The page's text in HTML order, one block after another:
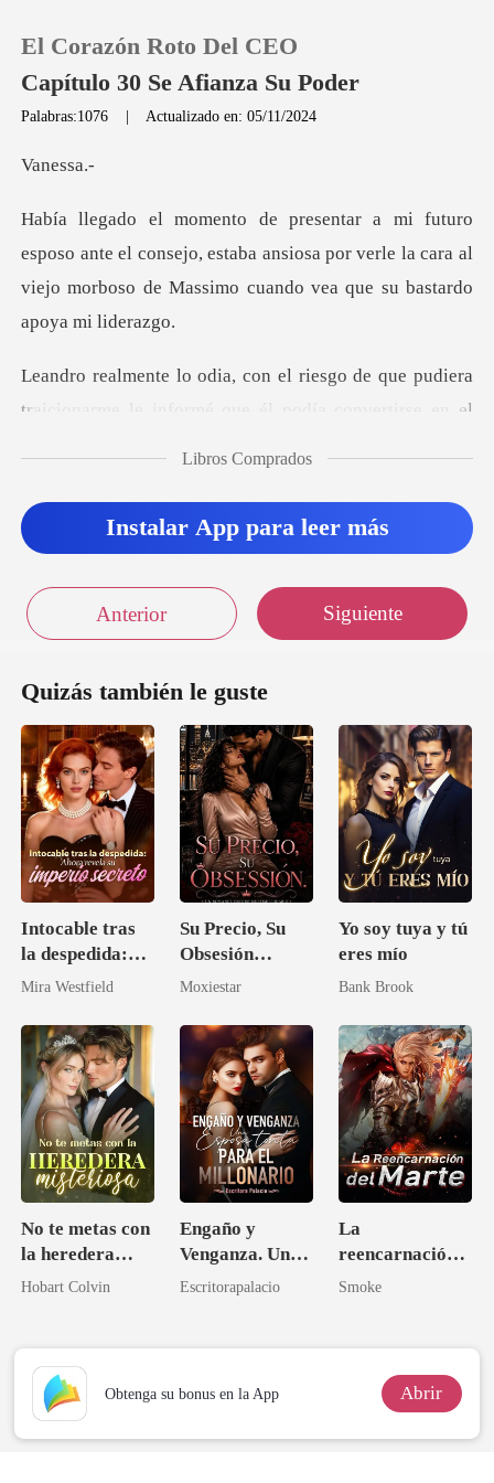
Recargar
Historia
El Corazón Roto Del CEO
Capítulo 30 Se Afianza Su Poder
Palabras:1076 | Actualizado en: 05/11/2024
ess
e el consejo, estaba ansiosa por verle la cara al
viejo morb
era
traicionarme le informé que él podía convertirse
Libros Comprados
Instalar App para leer más
Anterior Siguiente
Quizás también le guste
Intocable tras
la despedida:
Ahora revela su
Mira Westfield
Su Precio, Su
Obsesión
(Romance
multimillonario
/ Romance
oscuro)
Moxiestar
Yo soy tuya y tú
eres mío
Bank Brook
No te metas con
la heredera
misteriosa
Hobart Colvin
Engaño y
Venganza. Una
esposa tonta
Escritorapalacio
La
reencarnación
del Marte
Smoke
Obtenga su bonus en la App Abrir